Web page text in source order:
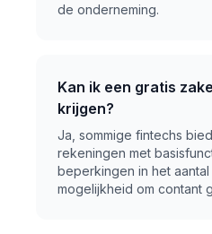
de onderneming.
Kan ik een gratis
krijgen?
Ja, sommige fintechs
rekeningen met
beperkingen in het
mogelijkheid om contant